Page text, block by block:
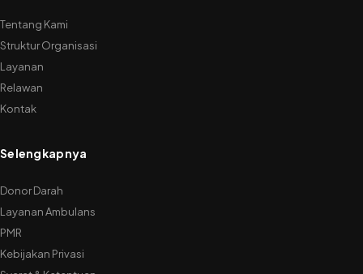
Tentang Kami
Struktur Organisasi
Layanan
Relawan
Kontak
Selengkapnya
Donor Darah
Layanan Ambulans
PMR
Kebijakan Privasi